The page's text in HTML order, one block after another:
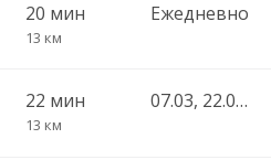
20 мин
13 км
Ежедневно
22 мин
13 км
07.03, 22.02, 07.03, 27.04, 08.05, 11.06, 02.11, 28.12, 07.05, 30.04, 11.06, 01.11